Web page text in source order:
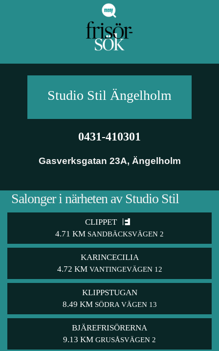
Studio Stil Ängelholm
0431-410301
Gasverksgatan 23A, Ängelholm
Salonger i närheten av Studio Stil
CLIPPET
4.71 KM SANDBÄCKSVÄGEN 2
KARINCECILIA
4.72 KM VANTINGEVÄGEN 12
KLIPPSTUGAN
8.49 KM SÖDRA VÄGEN 13
BJÄREFRISÖRERNA
9.13 KM GRUSÅSVÄGEN 2